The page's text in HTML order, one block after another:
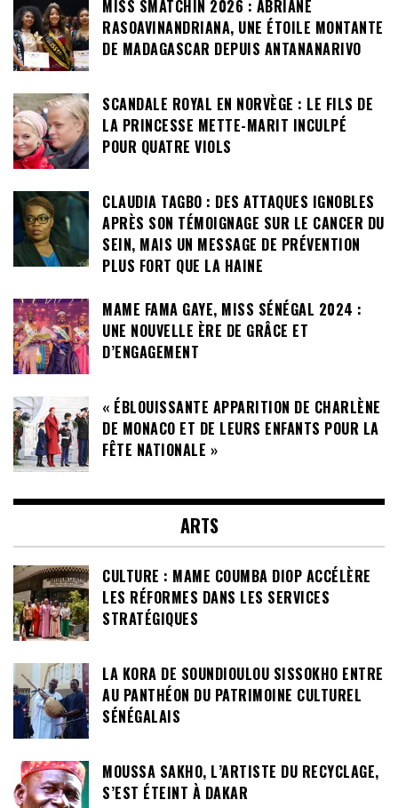
MISS SMATCHIN 2026 : ABRIANE
RASOAVINANDRIANA, UNE ÉTOILE MONTANTE
DE MADAGASCAR DEPUIS ANTANANARIVO
SCANDALE ROYAL EN NORVÈGE : LE FILS DE
LA PRINCESSE METTE-MARIT INCULPÉ
POUR QUATRE VIOLS
CLAUDIA TAGBO : DES ATTAQUES IGNOBLES
APRÈS SON TÉMOIGNAGE SUR LE CANCER DU
SEIN, MAIS UN MESSAGE DE PRÉVENTION
PLUS FORT QUE LA HAINE
MAME FAMA GAYE, MISS SÉNÉGAL 2024 :
UNE NOUVELLE ÈRE DE GRÂCE ET
D’ENGAGEMENT
« ÉBLOUISSANTE APPARITION DE CHARLÈNE
DE MONACO ET DE LEURS ENFANTS POUR LA
FÊTE NATIONALE »
ARTS
CULTURE : MAME COUMBA DIOP ACCÉLÈRE
LES RÉFORMES DANS LES SERVICES
STRATÉGIQUES
LA KORA DE SOUNDIOULOU SISSOKHO ENTRE
AU PANTHÉON DU PATRIMOINE CULTUREL
SÉNÉGALAIS
MOUSSA SAKHO, L’ARTISTE DU RECYCLAGE,
S’EST ÉTEINT À DAKAR